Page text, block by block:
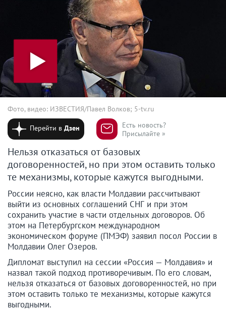
Фото, видео: ИЗВЕСТИЯ/Павел Волков; 5-tv.ru
Перейти вДзен
Есть новость?
Присылайте »
Нельзя отказаться от базовых
договоренностей, но при этом оставить только
те механизмы, которые кажутся выгодными.
России неясно, как власти Молдавии рассчитывают
выйти из основных соглашений СНГ и при этом
сохранить участие в части отдельных договоров. Об
этом на Петербургском международном
экономическом форуме (ПМЭФ) заявил посол России в
Молдавии Олег Озеров.
Дипломат выступил на сессии «Россия — Молдавия» и
назвал такой подход противоречивым. По его словам,
нельзя отказаться от базовых договоренностей, но при
этом оставить только те механизмы, которые кажутся
выгодными.